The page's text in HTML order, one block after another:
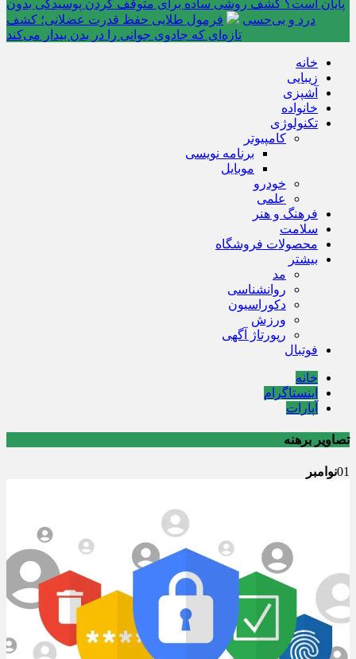
پایان است؟ کشف روشی ساده برای متوقف کردن پوسیدگی بدون
درد و بی‌حسی
فرمول طلایی حفظ قدرت عضلانی؛ کشف
تازه‌ای که جادوی جوانی را در بدن بیدار می‌کند
خانه
زیبایی
آشپزی
خانواده
تکنولوژی
کامپیوتر
برنامه نویسی
موبایل
خودرو
علمی
فرهنگ و هنر
سلامت
محصولات فروشگاه
بیشتر
مد
روانشناسی
دکوراسیون
ورزش
رپورتاژ آگهی
فوتبال
خانه
اینستاگرام
آپارات
تصاویر برهنه
01نوامبر